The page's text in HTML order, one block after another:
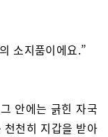
소지품이에요.”
안에는 긁힌 자국
천히 지갑을 받아